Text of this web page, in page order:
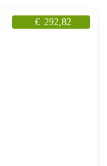
€ 292,82